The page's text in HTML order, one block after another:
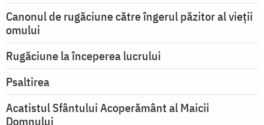
Canonul de rugăciune către îngerul păzitor al vieții
omului
Rugăciune la începerea lucrului
Psaltirea
Acatistul Sfântului Acoperământ al Maicii
Domnului